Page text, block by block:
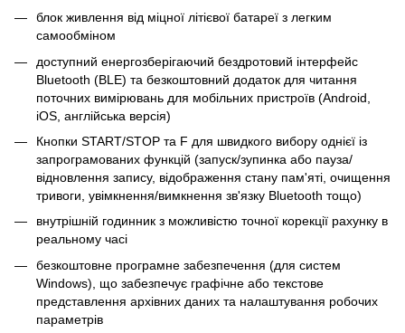
блок живлення від міцної літієвої батареї з легким
самообміном
доступний енергозберігаючий бездротовий інтерфейс
Bluetooth (BLE) та безкоштовний додаток для читання
поточних вимірювань для мобільних пристроїв (Android,
iOS, англійська версія)
Кнопки START/STOP та F для швидкого вибору однієї із
запрограмованих функцій (запуск/зупинка або пауза/
відновлення запису, відображення стану пам'яті, очищення
тривоги, увімкнення/вимкнення зв'язку Bluetooth тощо)
внутрішній годинник з можливістю точної корекції рахунку в
реальному часі
безкоштовне програмне забезпечення (для систем
Windows), що забезпечує графічне або текстове
представлення архівних даних та налаштування робочих
параметрів